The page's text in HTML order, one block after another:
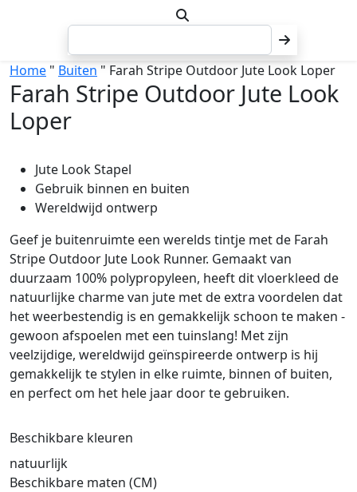
Home " Buiten " Farah Stripe Outdoor Jute Look Loper
Farah Stripe Outdoor Jute Look
Loper
Jute Look Stapel
Gebruik binnen en buiten
Wereldwijd ontwerp
Geef je buitenruimte een werelds tintje met de Farah
Stripe Outdoor Jute Look Runner. Gemaakt van
duurzaam 100% polypropyleen, heeft dit vloerkleed de
natuurlijke charme van jute met de extra voordelen dat
het weerbestendig is en gemakkelijk schoon te maken -
gewoon afspoelen met een tuinslang! Met zijn
veelzijdige, wereldwijd geïnspireerde ontwerp is hij
gemakkelijk te stylen in elke ruimte, binnen of buiten,
en perfect om het hele jaar door te gebruiken.
Beschikbare kleuren
natuurlijk
Beschikbare maten (CM)